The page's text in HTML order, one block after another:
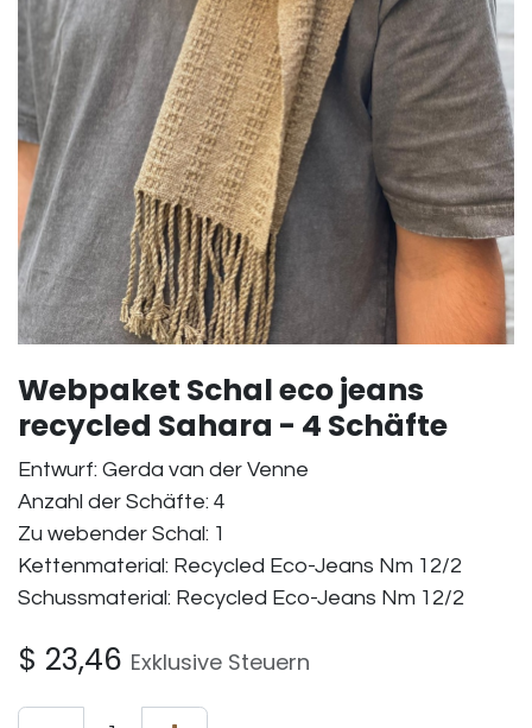
Webpaket Schal eco jeans
recycled Sahara - 4 Schäfte
Entwurf: Gerda van der Venne
Anzahl der Schäfte: 4
Zu webender Schal: 1
Kettenmaterial: Recycled Eco-Jeans Nm 12/2
Schussmaterial: Recycled Eco-Jeans Nm 12/2
$ 23,46 Exklusive Steuern